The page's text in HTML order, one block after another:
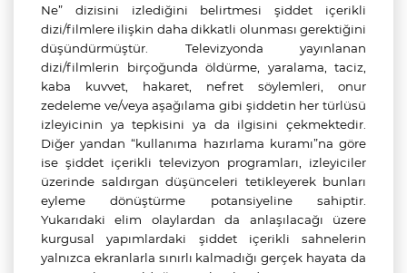
Ne” dizisini izlediğini belirtmesi şiddet içerikli
dizi/filmlere ilişkin daha dikkatli olunması gerektiğini
düşündürmüştür. Televizyonda yayınlanan
dizi/filmlerin birçoğunda öldürme, yaralama, taciz,
kaba kuvvet, hakaret, nefret söylemleri, onur
zedeleme ve/veya aşağılama gibi şiddetin her türlüsü
izleyicinin ya tepkisini ya da ilgisini çekmektedir.
Diğer yandan “kullanıma hazırlama kuramı”na göre
ise şiddet içerikli televizyon programları, izleyiciler
üzerinde saldırgan düşünceleri tetikleyerek bunları
eyleme dönüştürme potansiyeline sahiptir.
Yukarıdaki elim olaylardan da anlaşılacağı üzere
kurgusal yapımlardaki şiddet içerikli sahnelerin
yalnızca ekranlarla sınırlı kalmadığı gerçek hayata da